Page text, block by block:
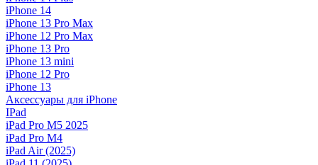
iPhone 14
iPhone 13 Pro Max
iPhone 12 Pro Max
iPhone 13 Pro
iPhone 13 mini
iPhone 12 Pro
iPhone 13
Аксессуары для iPhone
IPad
iPad Pro M5 2025
iPad Pro M4
iPad Air (2025)